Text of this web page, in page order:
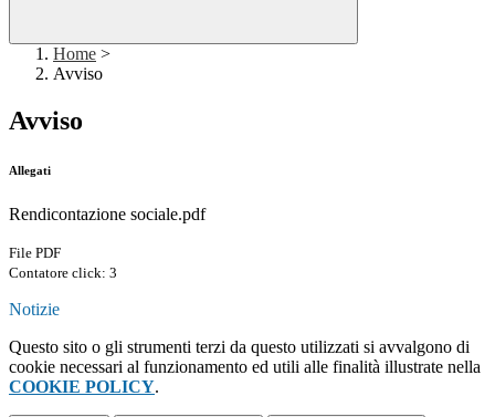
Home >
Avviso
Avviso
Allegati
Rendicontazione sociale.pdf
File PDF
Contatore click: 3
Notizie
Questo sito o gli strumenti terzi da questo utilizzati si avvalgono di
cookie necessari al funzionamento ed utili alle finalità illustrate nella
COOKIE POLICY.